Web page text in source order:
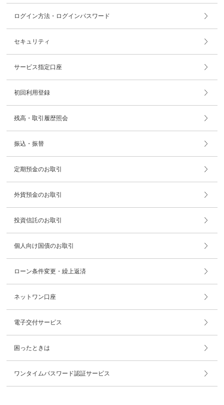
ログイン方法・ログインパスワード
セキュリティ
サービス指定口座
初回利用登録
残高・取引履歴照会
振込・振替
定期預金のお取引
外貨預金のお取引
投資信託のお取引
個人向け国債のお取引
ローン条件変更・繰上返済
ネットワン口座
電子交付サービス
困ったときは
ワンタイムパスワード認証サービス